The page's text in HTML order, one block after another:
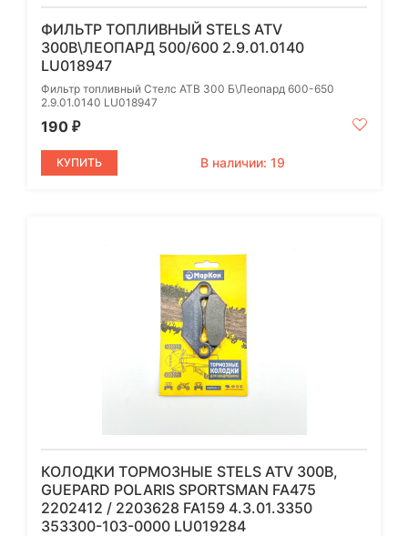
ФИЛЬТР ТОПЛИВНЫЙ STELS ATV
300B\ЛЕОПАРД 500/600 2.9.01.0140
LU018947
Фильтр топливный Стелс АТВ 300 Б\Леопард 600-650
2.9.01.0140 LU018947
190 ₽
КУПИТЬ В наличии: 19
КОЛОДКИ ТОРМОЗНЫЕ STELS ATV 300B,
GUEPARD POLARIS SPORTSMAN FA475
2202412 / 2203628 FA159 4.3.01.3350
353300-103-0000 LU019284